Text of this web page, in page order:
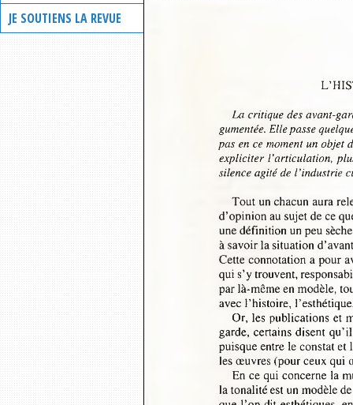
JE SOUTIENS LA REVUE
La critique des avant-
gumentée. Elle passe
pas en ce moment un
expliciter l’articulation,
silence agité de l’industrie
Tout un chacun aura
d’opinion au sujet de ce
une définition un peu
à savoir la situation
Cette connotation a pour
qui s’y trouvent,
par là-même en modèle,
avec l’histoire,
Or, les publications et
garde, certains disent
puisque entre le constat
les œuvres (pour ceux qui
En ce qui concerne la
la tonalité est un modèle